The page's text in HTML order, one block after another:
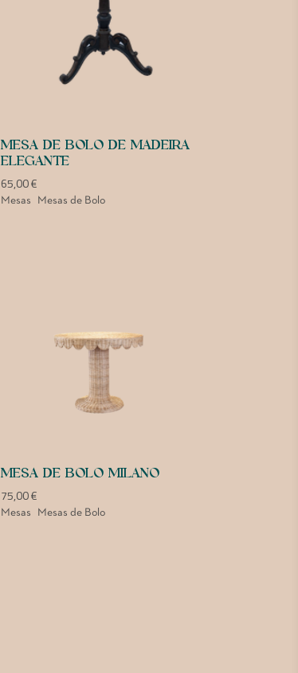
MESA DE BOLO DE MADEIRA
ELEGANTE
65,00€
Mesas Mesas de Bolo
MESA DE BOLO MILANO
75,00€
Mesas Mesas de Bolo